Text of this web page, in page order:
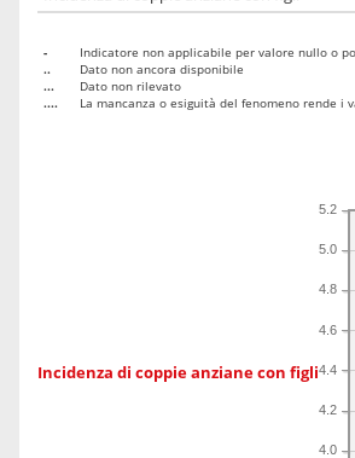
-
Indicatore non applicabile per valore nullo o
..
Dato non ancora disponibile
...
Dato non rilevato
....
La mancanza o esiguità del fenomeno rende i
Incidenza di coppie anziane con figli
4.0
4.2
4.4
4.6
4.8
5.0
5.2